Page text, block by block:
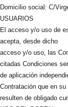
Domicilio social: C/
USUARIOS
El acceso y/o uso de
acepta, desde dicho
acceso y/o uso, las
citadas Condiciones
de aplicación
Contratación que en su
resulten de obligado